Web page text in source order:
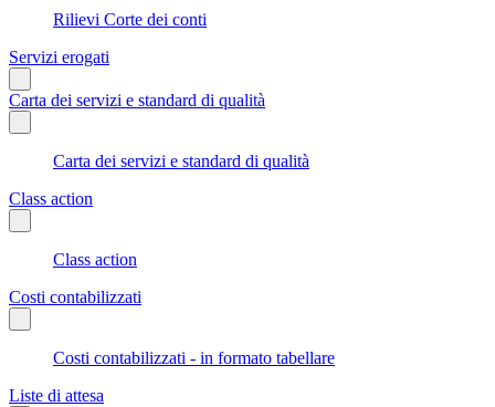
Rilievi Corte dei conti
Servizi erogati
Carta dei servizi e standard di qualità
Carta dei servizi e standard di qualità
Class action
Class action
Costi contabilizzati
Costi contabilizzati - in formato tabellare
Liste di attesa